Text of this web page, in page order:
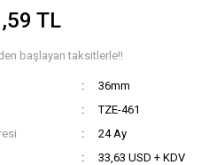
TL
başlayan taksitlerle!!
36mm
TZE-461
24 Ay
33,63 USD + KDV